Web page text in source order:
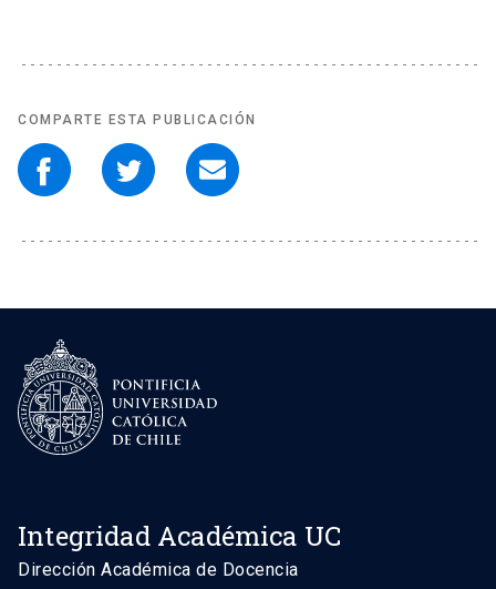
COMPARTE ESTA PUBLICACIÓN
Integridad Académica UC
Dirección Académica de Docencia